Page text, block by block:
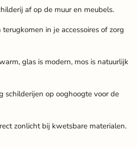
af op de muur en meubels.
terugkomen in je accessoires of zorg
glas is modern, mos is natuurlijk
schilderijen op ooghoogte voor de
zonlicht bij kwetsbare materialen.